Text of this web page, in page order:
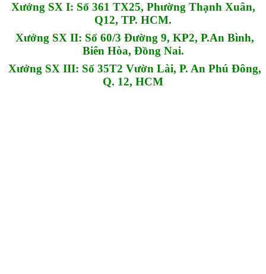
Xưởng SX I: Số 361 TX25, Phường Thạnh Xuân,
Q12, TP. HCM.
Xưởng SX II: Số 60/3 Đường 9, KP2, P.An Bình,
Biên Hòa, Đồng Nai.
Xưởng SX III: Số 35T2 Vườn Lài, P. An Phú Đông,
Q. 12, HCM